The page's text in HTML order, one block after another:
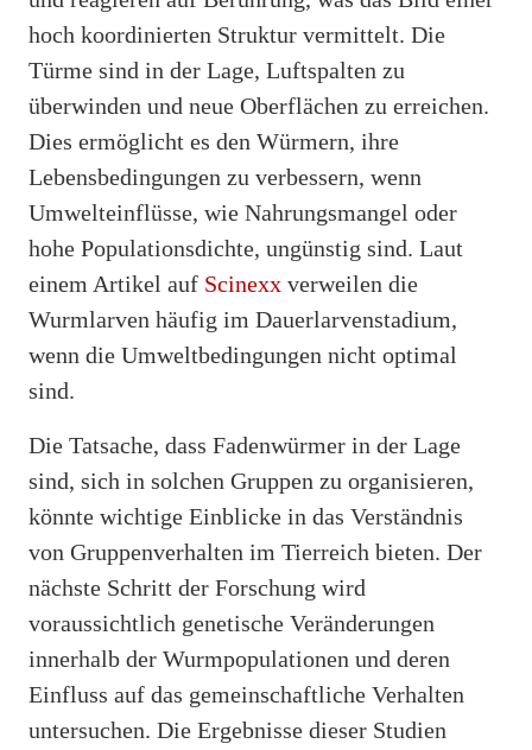
hoch koordinierten Struktur vermittelt. Die
Türme sind in der Lage, Luftspalten zu
überwinden und neue Oberflächen zu erreichen.
Dies ermöglicht es den Würmern, ihre
Lebensbedingungen zu verbessern, wenn
Umwelteinflüsse, wie Nahrungsmangel oder
hohe Populationsdichte, ungünstig sind. Laut
einem Artikel auf Scinexx verweilen die
Wurmlarven häufig im Dauerlarvenstadium,
wenn die Umweltbedingungen nicht optimal
sind.
Die Tatsache, dass Fadenwürmer in der Lage
sind, sich in solchen Gruppen zu organisieren,
könnte wichtige Einblicke in das Verständnis
von Gruppenverhalten im Tierreich bieten. Der
nächste Schritt der Forschung wird
voraussichtlich genetische Veränderungen
innerhalb der Wurmpopulationen und deren
Einfluss auf das gemeinschaftliche Verhalten
untersuchen. Die Ergebnisse dieser Studien